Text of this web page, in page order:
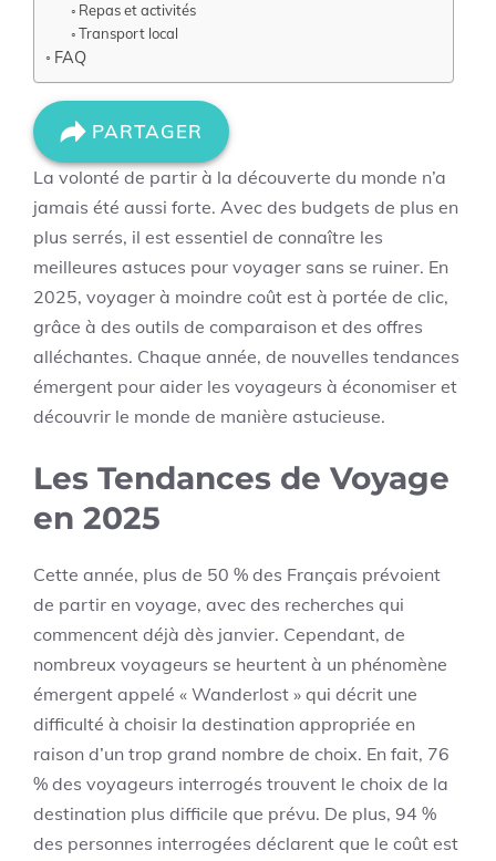
Repas et activités
Transport local
FAQ
PARTAGER
La volonté de partir à la découverte du monde n’a
jamais été aussi forte. Avec des budgets de plus en
plus serrés, il est essentiel de connaître les
meilleures astuces pour voyager sans se ruiner. En
2025, voyager à moindre coût est à portée de clic,
grâce à des outils de comparaison et des offres
alléchantes. Chaque année, de nouvelles tendances
émergent pour aider les voyageurs à économiser et
découvrir le monde de manière astucieuse.
Les Tendances de Voyage
en 2025
Cette année, plus de 50 % des Français prévoient
de partir en voyage, avec des recherches qui
commencent déjà dès janvier. Cependant, de
nombreux voyageurs se heurtent à un phénomène
émergent appelé « Wanderlost » qui décrit une
difficulté à choisir la destination appropriée en
raison d’un trop grand nombre de choix. En fait, 76
% des voyageurs interrogés trouvent le choix de la
destination plus difficile que prévu. De plus, 94 %
des personnes interrogées déclarent que le coût est